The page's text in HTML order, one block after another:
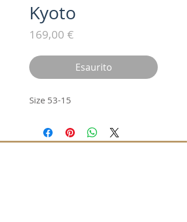
Kyoto
169,00 €Prezzo
Esaurito
Size 53-15